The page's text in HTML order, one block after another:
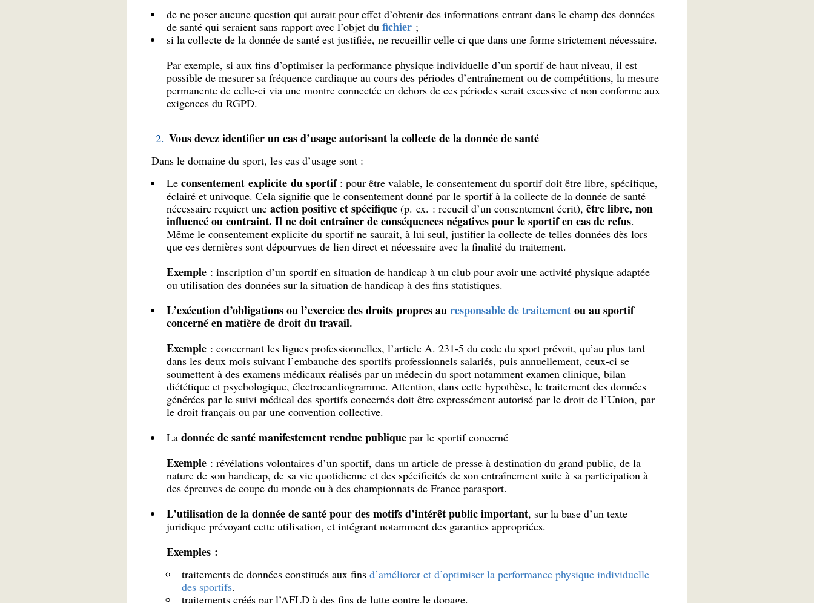
de ne poser aucune question qui aurait pour effet d’obtenir des informations entrant dans le champ des données
de santé qui seraient sans rapport avec l’objet du fichier;
si la collecte de la donnée de santé est justifiée, ne recueillir celle-ci que dans une forme strictement nécessaire.
Par exemple, si aux fins d’optimiser la performance physique individuelle d’un sportif de haut niveau, il est
possible de mesurer sa fréquence cardiaque au cours des périodes d’entraînement ou de compétitions, la mesure
permanente de celle-ci via une montre connectée en dehors de ces périodes serait excessive et non conforme aux
exigences du RGPD.
Vous devez identifier un cas d’usage autorisant la collecte de la donnée de santé
Dans le domaine du sport, les cas d’usage sont :
Le consentement explicite du sportif: pour être valable, le consentement du sportif doit être libre, spécifique,
éclairé et univoque. Cela signifie que le consentement donné par le sportif à la collecte de la donnée de santé
nécessaire requiert uneaction positive et spécifique(p. ex. : recueil d’un consentement écrit), être libre, non
influencé ou contraint. Il ne doit entraîner de conséquences négatives pour le sportif en cas de refus.
Même le consentement explicite du sportif ne saurait, à lui seul, justifier la collecte de telles données dès lors
que ces dernières sont dépourvues de lien direct et nécessaire avec la finalité du traitement.
Exemple: inscription d’un sportif en situation de handicap à un club pour avoir une activité physique adaptée
ou utilisation des données sur la situation de handicap à des fins statistiques.
L’exécution d’obligations ou l’exercice des droits propres auresponsable de traitementou au sportif
concerné en matière de droit du travail.
Exemple: concernant les ligues professionnelles, l’article A. 231-5 du code du sport prévoit, qu’au plus tard
dans les deux mois suivant l’embauche des sportifs professionnels salariés, puis annuellement, ceux-ci se
soumettent à des examens médicaux réalisés par un médecin du sport notamment examen clinique, bilan
diététique et psychologique, électrocardiogramme. Attention, dans cette hypothèse, le traitement des données
générées par le suivi médical des sportifs concernés doit être expressément autorisé par le droit de l’Union, par
le droit français ou par une convention collective.
La donnée de santé manifestement rendue publiquepar le sportif concerné
Exemple: révélations volontaires d’un sportif, dans un article de presse à destination du grand public, de la
nature de son handicap, de sa vie quotidienne et des spécificités de son entraînement suite à sa participation à
des épreuves de coupe du monde ou à des championnats de France parasport.
L’utilisation de la donnée de santé pour des motifs d’intérêt public important, sur la base d’un texte
juridique prévoyant cette utilisation, et intégrant notamment des garanties appropriées.
Exemples :
traitements de données constitués aux fins d’améliorer et d’optimiser la performance physique individuelle
des sportifs.
traitements créés par l’AFLD à des fins de lutte contre le dopage.